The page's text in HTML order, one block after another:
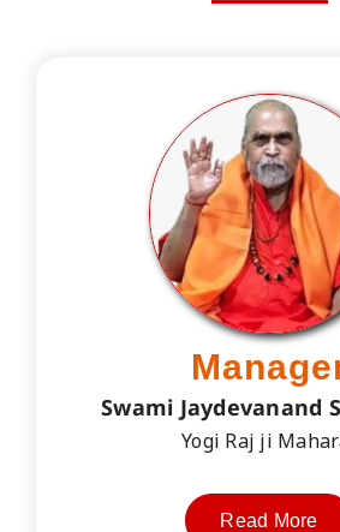
Swami Jaydevanand
Yogi Raj ji
Read More